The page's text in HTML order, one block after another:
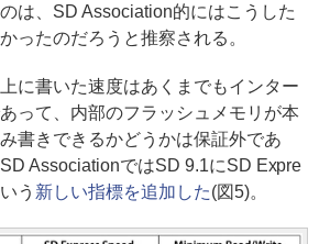
は、SD Association的にはこうした
ったのだろうと推察される。
に書いた速度はあくまでもインター
って、内部のフラッシュメモリが本
書きできるかどうかは保証外であ
AssociationではSD 9.1にSD Expre
う 新しい指標を追加した(図5)。